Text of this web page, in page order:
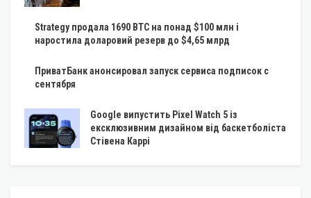
Strategy продала 1690 BTC на понад $100 млн і
наростила доларовий резерв до $4,65 млрд
ПриватБанк анонсировал запуск сервиса подписок с
сентября
Google випустить Pixel Watch 5 із
ексклюзивним дизайном від баскетболіста
Стівена Каррі